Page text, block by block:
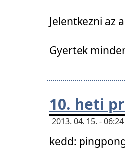
Jelentkezni az
Gyertek
10. heti
2013. 04. 15. -
kedd: